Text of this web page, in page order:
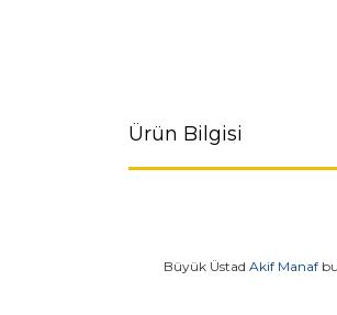
Ürün Bilgisi
Büyük Üstad Akif Manafbu